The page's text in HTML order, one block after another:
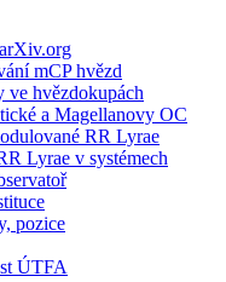
arXiv.org
mCP hvězd
ve hvězdokupách
a Magellanovy OC
RR Lyrae
Lyrae v systémech
pozice
ÚTFA